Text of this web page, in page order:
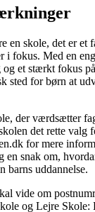
en skole, det er et
i fokus. Med en
et stærkt fokus
sted for børn at
der værdsætter
det rette valg
for mere
en snak om,
barns uddannelse.
vide om
og Lejre Skole: